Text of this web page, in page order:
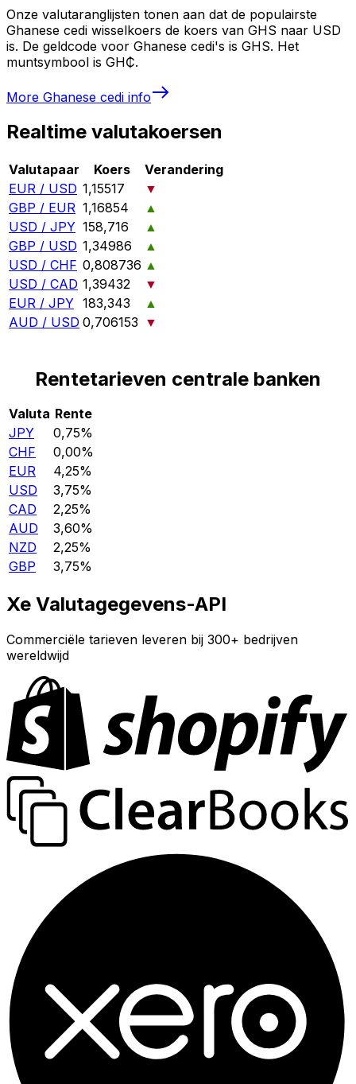
Onze valutaranglijsten tonen aan dat de populairste
Ghanese cedi wisselkoers de koers van GHS naar USD
is. De geldcode voor Ghanese cedi's is GHS. Het
muntsymbool is GH₵.
More Ghanese cedi info
Realtime valutakoersen
Valutapaar Koers
Verandering
EUR / USD 1,15517
▼
GBP / EUR 1,16854
▲
USD / JPY 158,716
▲
GBP / USD 1,34986
▲
USD / CHF 0,808736 ▲
USD / CAD 1,39432
▼
EUR / JPY 183,343
▲
AUD / USD 0,706153 ▼
Rentetarieven centrale banken
Valuta Rente
JPY
0,75%
CHF
0,00%
EUR
4,25%
USD
3,75%
CAD
2,25%
AUD
3,60%
NZD
2,25%
GBP
3,75%
Xe Valutagegevens-API
Commerciële tarieven leveren bij 300+ bedrijven
wereldwijd